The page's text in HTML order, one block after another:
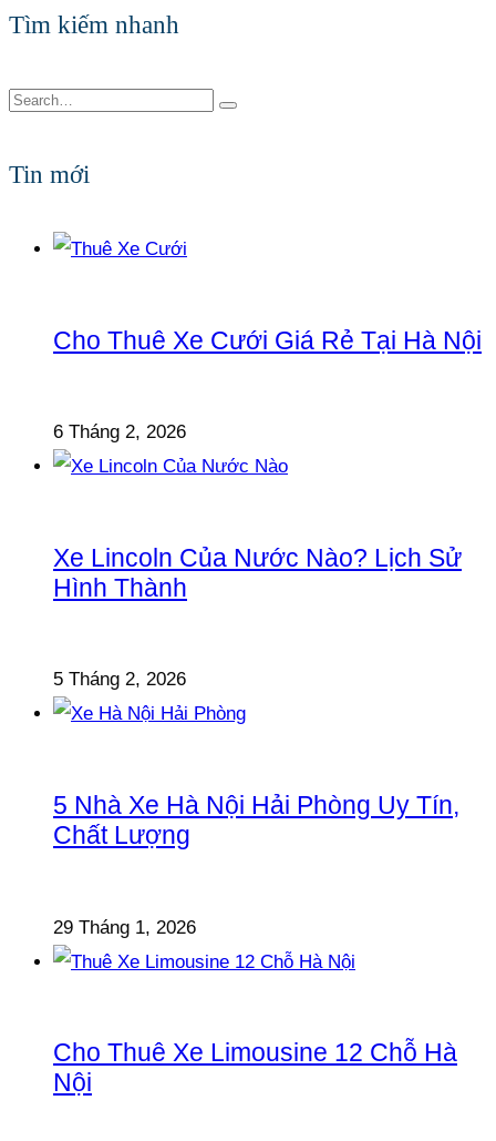
Tìm kiếm nhanh
Tin mới
Cho Thuê Xe Cưới Giá Rẻ Tại Hà Nội
6 Tháng 2, 2026
Xe Lincoln Của Nước Nào? Lịch Sử
Hình Thành
5 Tháng 2, 2026
5 Nhà Xe Hà Nội Hải Phòng Uy Tín,
Chất Lượng
29 Tháng 1, 2026
Cho Thuê Xe Limousine 12 Chỗ Hà
Nội